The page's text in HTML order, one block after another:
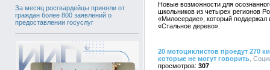
За месяц росгвардейцы приняли от
граждан более 800 заявлений о
предоставлении госуслуг
Новые возможности для
школьников из четырех регионов
«Милосердие», который поддержал
«Стальное дерево».
20 мотоциклистов проедут 270
которые не могут говорить ,
307